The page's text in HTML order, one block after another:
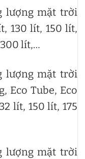
lượng mặt trời
130 lít, 150 lít,
lít,…
lượng mặt trời
Eco Tube, Eco
lít, 150 lít, 175
lượng mặt trời